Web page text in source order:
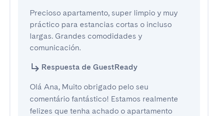
Precioso apartamento, super limpio y muy
práctico para estancias cortas o incluso
largas. Grandes comodidades y
comunicación.
Respuesta de GuestReady
Olá Ana, Muito obrigado pelo seu
comentário fantástico! Estamos realmente
felizes que tenha achado o apartamento